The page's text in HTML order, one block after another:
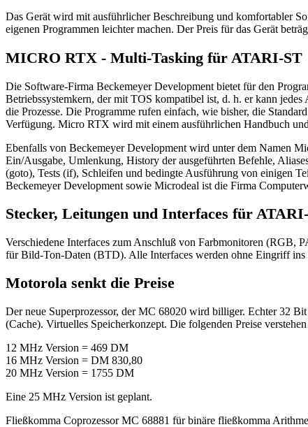
Das Gerät wird mit ausführlicher Beschreibung und komfortabler
eigenen Programmen leichter machen. Der Preis für das Gerät
MICRO RTX - Multi-Tasking für ATARI-ST
Die Software-Firma Beckemeyer Development bietet für den
Betriebssystemkern, der mit TOS kompatibel ist, d. h. er kann
die Prozesse. Die Programme rufen einfach, wie bisher, die
Verfügung. Micro RTX wird mit einem ausführlichen Handbuch
Ebenfalls von Beckemeyer Development wird unter dem Namen
Ein/Ausgabe, Umlenkung, History der ausgeführten Befehle,
(goto), Tests (if), Schleifen und bedingte Ausführung von einigen
Beckemeyer Development sowie Microdeal ist die Firma
Stecker, Leitungen und Interfaces für
Verschiedene Interfaces zum Anschluß von Farbmonitoren (RGB,
für Bild-Ton-Daten (BTD). Alle Interfaces werden ohne Eingriff ins
Motorola senkt die Preise
Der neue Superprozessor, der MC 68020 wird billiger. Echter 32
(Cache). Virtuelles Speicherkonzept. Die folgenden Preise
12 MHz Version = 469 DM
16 MHz Version = DM 830,80
20 MHz Version = 1755 DM
Eine 25 MHz Version ist geplant.
Fließkomma Coprozessor MC 68881 für binäre fließkomma